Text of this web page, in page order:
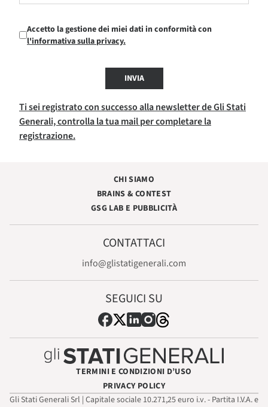
Accetto la gestione dei miei dati in conformità con
l'informativa sulla privacy.
INVIA
Ti sei registrato con successo alla newsletter de Gli Stati
Generali, controlla la tua mail per completare la
registrazione.
CHI SIAMO
BRAINS & CONTEST
GSG LAB E PUBBLICITÀ
CONTATTACI
info@glistatigenerali.com
SEGUICI SU
TERMINI E CONDIZIONI D’USO
PRIVACY POLICY
Gli Stati Generali Srl | Capitale sociale 10.271,25 euro i.v. - Partita I.V.A. e